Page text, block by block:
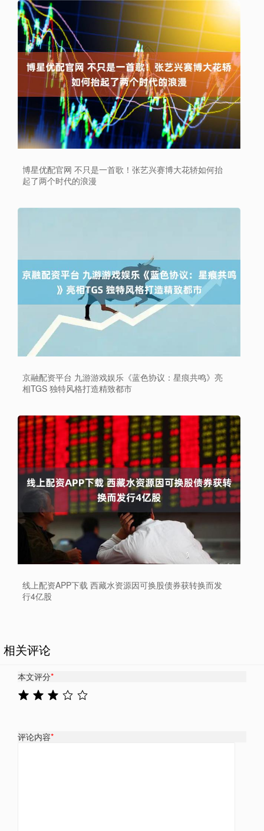
博星优配官网 不只是一首歌！张艺兴赛博大花轿如何抬
起了两个时代的浪漫
京融配资平台 九游游戏娱乐《蓝色协议：星痕共鸣》亮
相TGS 独特风格打造精致都市
线上配资APP下载 西藏水资源因可换股债券获转换而发
行4亿股
相关评论
本文评分*
评论内容*